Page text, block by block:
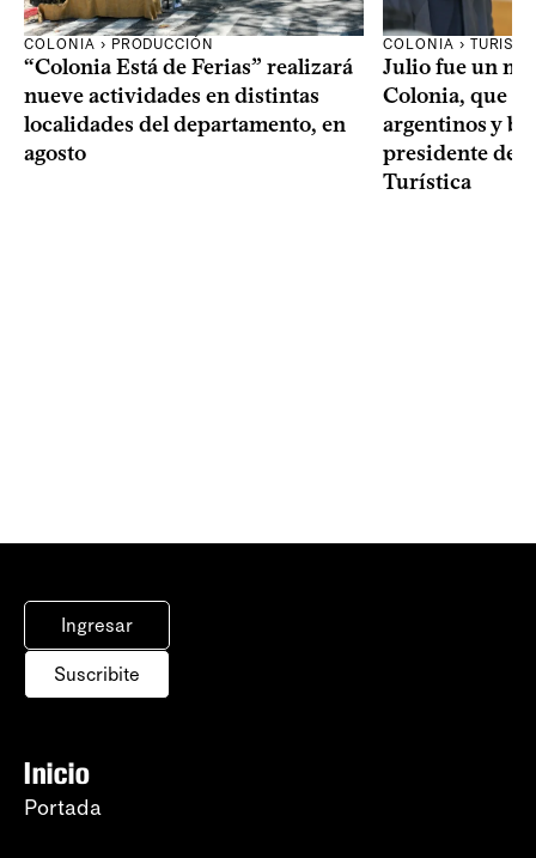
COLONIA › PRODUCCIÓN
“Colonia Está de Ferias” realizará
nueve actividades en distintas
localidades del departamento, en
agosto
COLONIA ›
Julio fue un
Colonia, que
argentinos y
presidente de
Turística
Ingresar
Suscribite
Inicio
Portada